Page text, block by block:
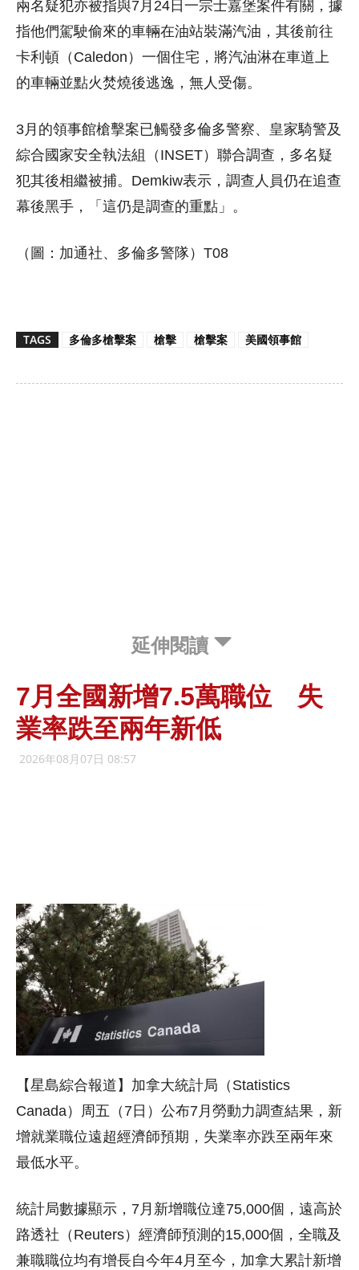
兩名疑犯亦被指與7月24日一宗士嘉堡案件有關，據
指他們駕駛偷來的車輛在油站裝滿汽油，其後前往
卡利頓（Caledon）一個住宅，將汽油淋在車道上
的車輛並點火焚燒後逃逸，無人受傷。
3月的領事館槍擊案已觸發多倫多警察、皇家騎警及
綜合國家安全執法組（INSET）聯合調查，多名疑
犯其後相繼被捕。Demkiw表示，調查人員仍在追查
幕後黑手，「這仍是調查的重點」。
（圖：加通社、多倫多警隊）T08
TAGS 多倫多槍擊案 槍擊 槍擊案 美國領事館
延伸閱讀
7月全國新增7.5萬職位 失
業率跌至兩年新低
2026年08月07日 08:57
【星島綜合報道】加拿大統計局（Statistics
Canada）周五（7日）公布7月勞動力調查結果，新
增就業職位遠超經濟師預期，失業率亦跌至兩年來
最低水平。
統計局數據顯示，7月新增職位達75,000個，遠高於
路透社（Reuters）經濟師預測的15,000個，全職及
兼職職位均有增長自今年4月至今，加拿大累計新增